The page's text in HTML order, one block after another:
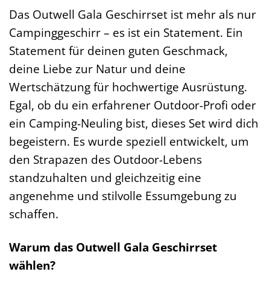
Das Outwell Gala Geschirrset ist mehr als nur
Campinggeschirr – es ist ein Statement. Ein
Statement für deinen guten Geschmack,
deine Liebe zur Natur und deine
Wertschätzung für hochwertige Ausrüstung.
Egal, ob du ein erfahrener Outdoor-Profi oder
ein Camping-Neuling bist, dieses Set wird dich
begeistern. Es wurde speziell entwickelt, um
den Strapazen des Outdoor-Lebens
standzuhalten und gleichzeitig eine
angenehme und stilvolle Essumgebung zu
schaffen.
Warum das Outwell Gala Geschirrset
wählen?